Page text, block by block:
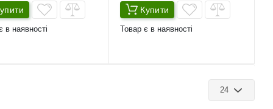
в наявності
Купити
Товар є в наявності
24